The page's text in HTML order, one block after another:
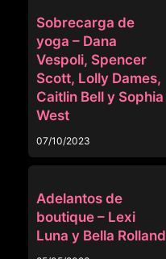
Sobrecarga de
yoga – Dana
Vespoli, Spencer
Scott, Lolly Dames,
Caitlin Bell y Sophia
West
07/10/2023
Adelantos de
boutique – Lexi
Luna y Bella Rolland